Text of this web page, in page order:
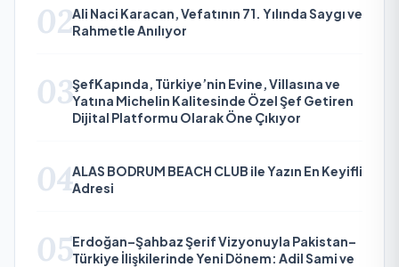
02Ali Naci Karacan, Vefatının 71. Yılında Saygı ve
Rahmetle Anılıyor
03ŞefKapında, Türkiye’nin Evine, Villasına ve
Yatına Michelin Kalitesinde Özel Şef Getiren
Dijital Platformu Olarak Öne Çıkıyor
04ALAS BODRUM BEACH CLUB ile Yazın En Keyifli
Adresi
05Erdoğan–Şahbaz Şerif Vizyonuyla Pakistan–
Türkiye İlişkilerinde Yeni Dönem: Adil Sami ve